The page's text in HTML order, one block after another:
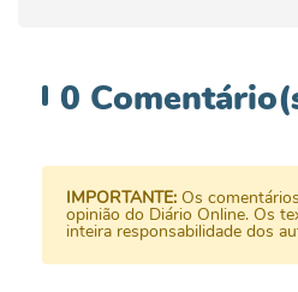
0
IMPORTANTE: Os
opinião do Diário Online. Os
inteira responsabilidade dos